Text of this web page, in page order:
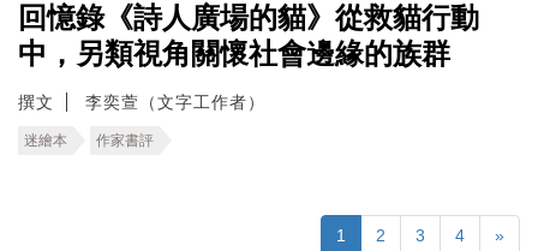
回憶錄《詩人廣場的貓》從救貓行動
中，另類視角關懷社會邊緣的族群
撰文 李奕萱（文字工作者）
迷繪本 作家書評
1 2 3 4 »